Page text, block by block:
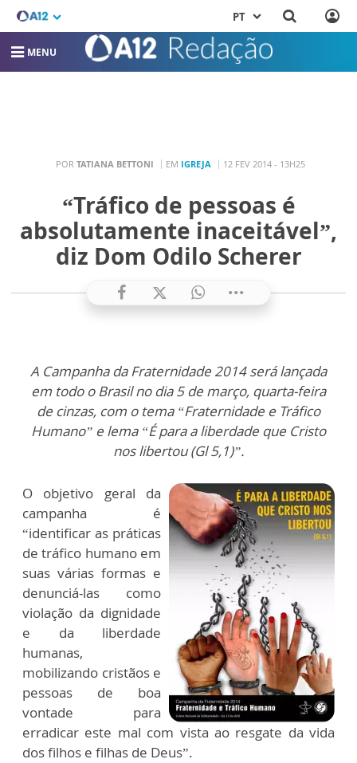
PT
MENU
POR TATIANA BETTONI EM IGREJA 12 FEV 2014 - 13H25
“Tráfico de pessoas é
absolutamente inaceitável”,
diz Dom Odilo Scherer
A Campanha da Fraternidade 2014 será lançada
em todo o Brasil no dia 5 de março, quarta-feira
de cinzas, com o tema “Fraternidade e Tráfico
Humano” e lema “É para a liberdade que Cristo
nos libertou (Gl 5,1)”.
O objetivo geral da
campanha é
“identificar as práticas
de tráfico humano em
suas várias formas e
denunciá-las como
violação da dignidade
e da liberdade
humanas,
mobilizando cristãos e
pessoas de boa
vontade para
erradicar este mal com vista ao resgate da vida
dos filhos e filhas de Deus”.